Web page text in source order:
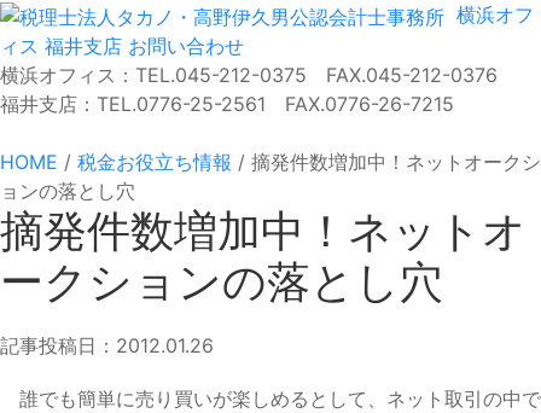
横浜オフ
ィス 福井支店 お問い合わせ
横浜オフィス：TEL.045-212-0375 FAX.045-212-0376
福井支店：TEL.0776-25-2561 FAX.0776-26-7215
HOME / 税金お役立ち情報 / 摘発件数増加中！ネットオークシ
ョンの落とし穴
摘発件数増加中！ネットオ
ークションの落とし穴
記事投稿日：2012.01.26
誰でも簡単に売り買いが楽しめるとして、ネット取引の中で